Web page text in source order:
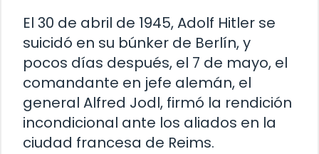
El 30 de abril de 1945, Adolf Hitler se
suicidó en su búnker de Berlín, y
pocos días después, el 7 de mayo, el
comandante en jefe alemán, el
general Alfred Jodl, firmó la rendición
incondicional ante los aliados en la
ciudad francesa de Reims.